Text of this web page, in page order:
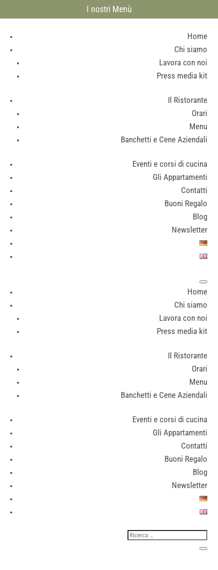
I nostri Menù
Home
Chi siamo
Lavora con noi
Press media kit
Il Ristorante
Orari
Menu
Banchetti e Cene Aziendali
Eventi e corsi di cucina
Gli Appartamenti
Contatti
Buoni Regalo
Blog
Newsletter
Home
Chi siamo
Lavora con noi
Press media kit
Il Ristorante
Orari
Menu
Banchetti e Cene Aziendali
Eventi e corsi di cucina
Gli Appartamenti
Contatti
Buoni Regalo
Blog
Newsletter